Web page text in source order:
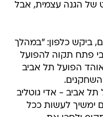
של הגנה עצמית, אבל
ביקש כלפון: "במהלך
פתח תקוה להפועל
הפועל תל אביב
תל אביב - אדי גוטליב
ימשיך לעשות ככל